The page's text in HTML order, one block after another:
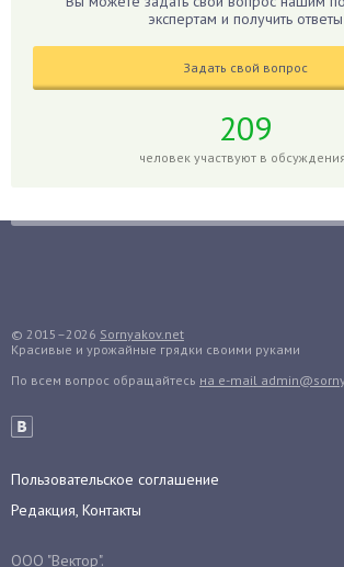
Годжи
Голубика
Гуава
Гузмания
Дайкон
Дендробиум
Денежное дерево
экспертам и получить ответы
Задать свой вопрос
209
человек участвуют в
© 2015–2026 Sornyakov.net
Красивые и урожайные грядки своими руками
По всем вопрос обращайтесь на e-mail
Пользовательское соглашение
Редакция, Контакты
ООО "Вектор".